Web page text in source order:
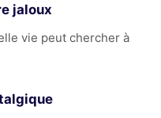
jaloux
vie peut chercher à